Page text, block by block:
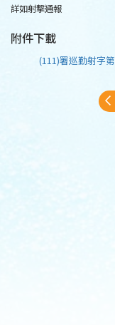
詳如射擊通報
附件下載
(111)署巡勤射字